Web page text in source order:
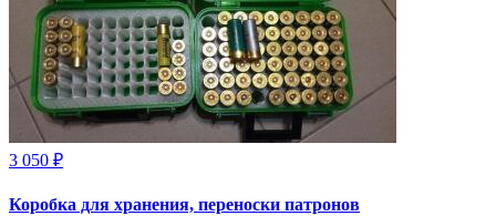
3 050 ₽
Коробка для хранения, переноски патронов